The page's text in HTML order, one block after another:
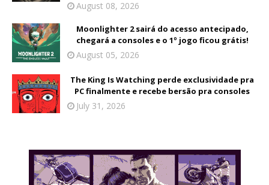
August 08, 2026
Moonlighter 2 sairá do acesso antecipado,
chegará a consoles e o 1º jogo ficou grátis!
August 05, 2026
The King Is Watching perde exclusividade pra
PC finalmente e recebe bersão pra consoles
July 31, 2026